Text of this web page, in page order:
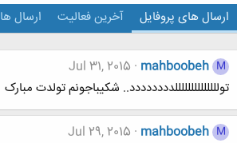
ارسال های پروفایل آخرین فعالیت ارسال ها
M
mahboobeh
Jul 31, 2015
توللللللللللللللدددددددد.. شکیباجونم تولدت مبارک
M
mahboobeh
Jul 29, 2015